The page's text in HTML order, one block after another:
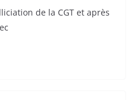
de la CGT et après